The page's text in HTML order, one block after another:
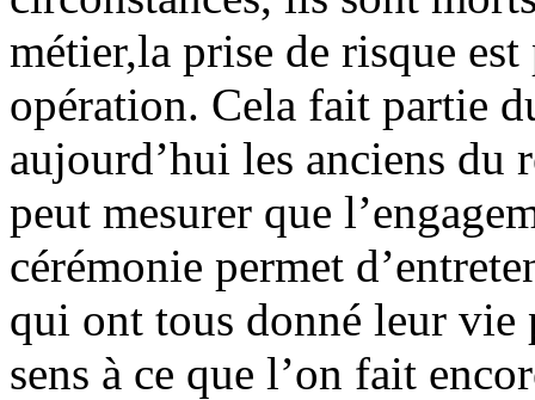
métier,la prise de risque
opération. Cela fait partie
aujourd’hui les anciens du
peut mesurer que
cérémonie permet
qui ont tous donné leur vie
sens à ce que l’on fait